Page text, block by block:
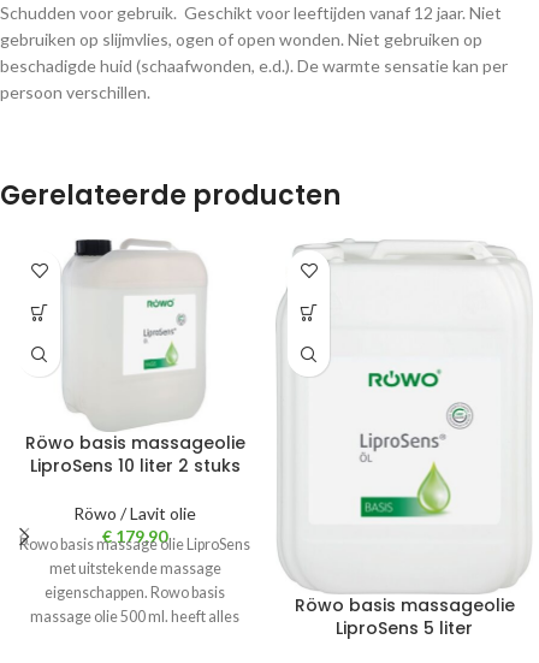
Schudden voor gebruik. Geschikt voor leeftijden vanaf 12 jaar. Niet
gebruiken op slijmvlies, ogen of open wonden. Niet gebruiken op
beschadigde huid (schaafwonden, e.d.). De warmte sensatie kan per
persoon verschillen.
Gerelateerde producten
Röwo basis massageolie
LiproSens 10 liter 2 stuks
Röwo / Lavit olie
€ 179,90
Rowo basis massage olie LiproSens
met uitstekende massage
eigenschappen. Rowo basis
massage olie 500 ml. heeft alles
Röwo basis massageolie
LiproSens 5 liter